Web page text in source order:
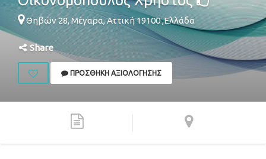
Θηβών 28,Μέγαρα,Αττική19100,Ελλάδα
Share
ΠΡΟΣΘΉΚΗ ΑΞΙΟΛΌΓΗΣΗΣ